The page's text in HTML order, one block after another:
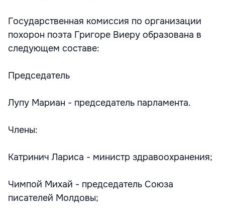
Государственная комиссия по организации
похорон поэта Григоре Виеру образована в
следующем составе:
Председатель
Лупу Мариан - председатель парламента.
Члены:
Катринич Лариса - министр здравоохранения;
Чимпой Михай - председатель Союза
писателей Молдовы;